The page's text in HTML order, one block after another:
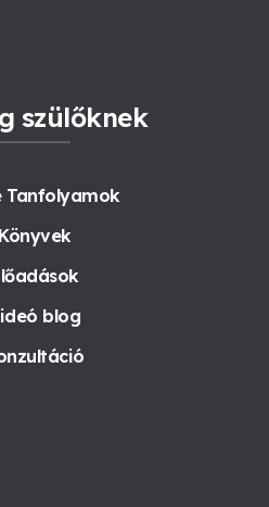
szülőknek
Tanfolyamok
Könyvek
blog